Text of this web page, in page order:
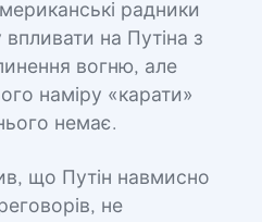
радники
на Путіна з
вогню, але
наміру «карати»
немає.
що Путін навмисно
не